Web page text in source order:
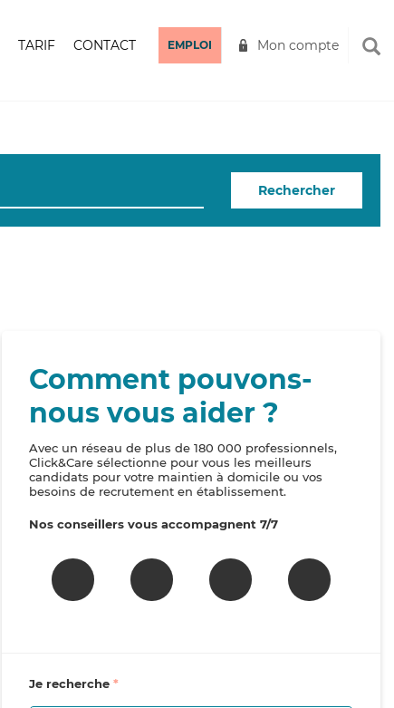
TARIF CONTACT EMPLOI Mon compte
Rechercher
Comment pouvons-
nous vous aider ?
Avec un réseau de plus de 180 000 professionnels,
Click&Care sélectionne pour vous les meilleurs
candidats pour votre maintien à domicile ou vos
besoins de recrutement en établissement.
Nos conseillers vous accompagnent 7/7
Je recherche